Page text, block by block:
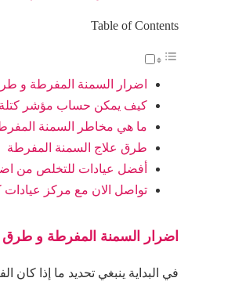
Table of Contents
اضرار السمنة المفرطة و
كيف يمكن حساب مؤشر
ما هي مخاطر السمنة
طرق علاج السمنة المفرطة
أفضل عيادات للتخلص من
تواصل الان مع مركز
اضرار السمنة المفرطة و طرق
في البداية ينبغي تحديد ما إذا كان